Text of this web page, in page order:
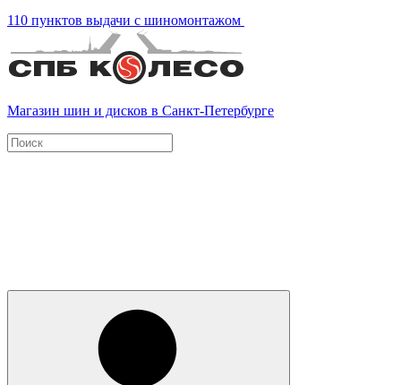
110 пунктов выдачи с шиномонтажом
Магазин шин и дисков в Санкт-Петербурге